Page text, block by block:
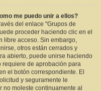
me puedo unir a ellos?
del enlace "Grupos de
proceder haciendo clic en el
libre acceso. Sin embargo,
otros están cerrados y
abierto, puede unirse haciendo
requiere de aprobación para
el botón correspondiente. El
y seguramente le
moleste continuamente al